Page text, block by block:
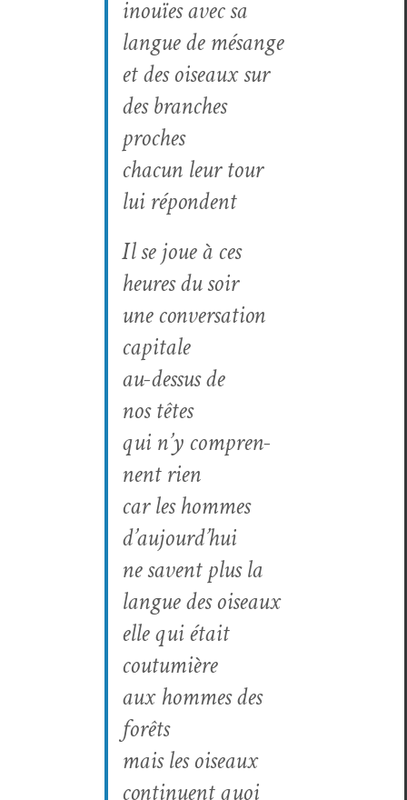
inouïes avec sa
langue de mésange
et des oiseaux sur
des branch­es
proches
cha­cun leur tour
lui répondent
Il se joue à ces
heures du soir
une con­ver­sa­tion
capitale
au-dessus de
nos têtes
qui n’y com­pren­
nent rien
car les hommes
d’aujourd’hui
ne savent plus la
langue des oiseaux
elle qui était
coutumière
aux hommes des
forêts
mais les oiseaux
con­tin­u­ent quoi